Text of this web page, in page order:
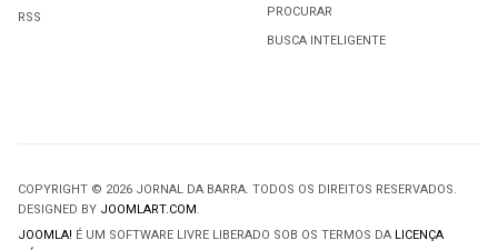
RSS
PROCURAR
BUSCA INTELIGENTE
COPYRIGHT © 2026 JORNAL DA BARRA. TODOS OS DIREITOS RESERVADOS.
DESIGNED BY JOOMLART.COM.
JOOMLA! É UM SOFTWARE LIVRE LIBERADO SOB OS TERMOS DA LICENÇA